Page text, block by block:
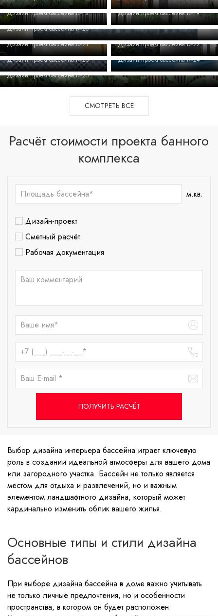
Дизайн проект бассейна №18
Дизайн проект бассейна №19
Дизайн проект бассейна №20
Дизайн проект бассейна №21
Дизайн проект бассейна №22
Дизайн проект бассейна №23
Дизайн проект бассейна №24
Дизайн проект бассейна №25
СМОТРЕТЬ ВСЁ
Расчёт стоимости проекта банного
комплекса
м.кв.
Дизайн-проект
Сметный расчёт
Рабочая документация
ПОЛУЧИТЬ РАСЧЁТ
Выбор дизайна интерьера бассейна играет ключевую
роль в создании идеальной атмосферы для вашего дома
или загородного участка. Бассейн не только является
местом для отдыха и развлечений, но и важным
элементом ландшафтного дизайна, который может
кардинально изменить облик вашего жилья.
Основные типы и стили дизайна
бассейнов
При выборе дизайна бассейна в доме важно учитывать
не только личные предпочтения, но и особенности
пространства, в котором он будет расположен.